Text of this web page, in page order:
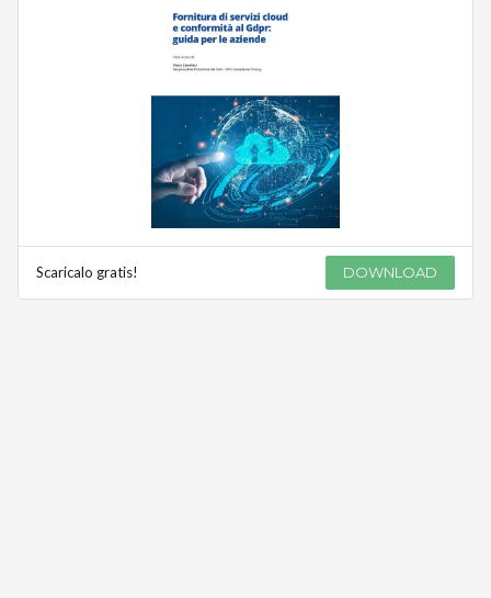
Scaricalo gratis! DOWNLOAD